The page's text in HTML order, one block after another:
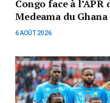
Congo face à
Medeama du Ghana
6 AOÛT 2026